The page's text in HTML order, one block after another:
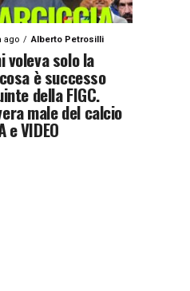
ago Alberto Petrosilli
voleva solo la
è successo
della FIGC.
male del calcio
e VIDEO